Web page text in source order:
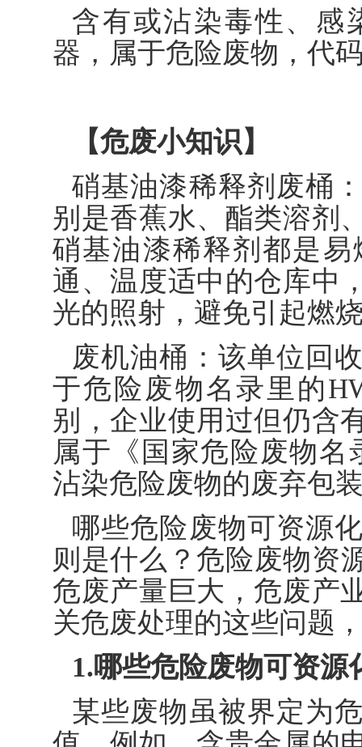
含有或沾染毒性、感
器，属于危险废物，代
【危废小知识】
硝基油漆稀释剂废桶
别是香蕉水、酯类溶剂
硝基油漆稀释剂都是
通、温度适中的仓库中
光的照射，避免引起燃
废机油桶：该单位回
于危险废物名录里的
别，企业使用过但仍含
属于《国家危险废物名
沾染危险废物的废弃包
哪些危险废物可资源
则是什么？危险废物
危废产量巨大，危废产
关危废处理的这些问题
1.哪些危险废物可资源
某些废物虽被界定为